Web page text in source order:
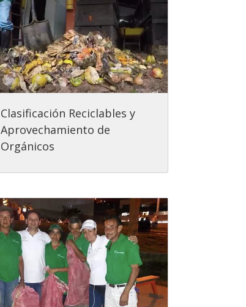
Clasificación Reciclables y
Aprovechamiento de
Orgánicos